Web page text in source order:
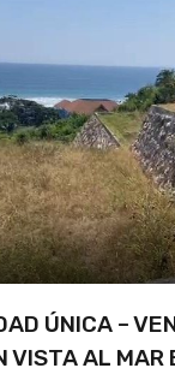
ÚNICA –
VISTA AL MAR